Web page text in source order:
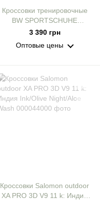
Кроссовки тренировочные
BW SPORTSCHUHE
GELANDE Coyote р. 46
3 390 грн
Оптовые цены
Кроссовки Salomon outdoor
XA PRO 3D V9 11 k: Индия